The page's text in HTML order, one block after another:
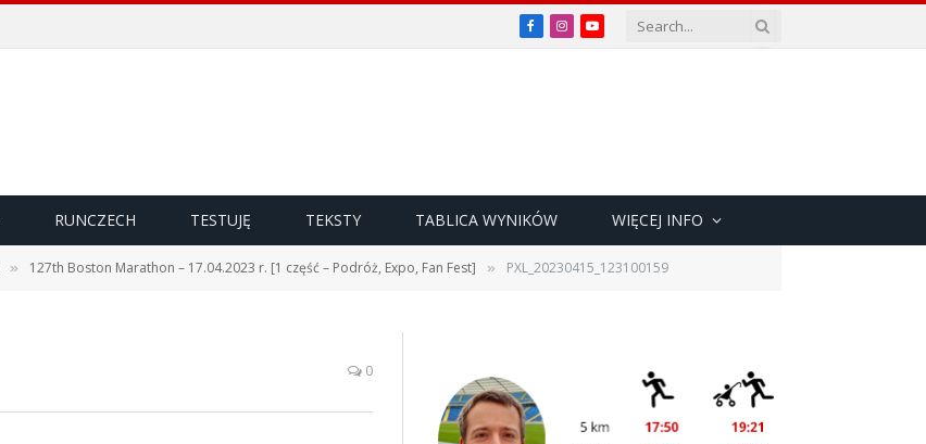
Facebook
InstagramYouTube
RUNCZECH TESTUJĘ TEKSTY TABLICA WYNIKÓW WIĘCEJ INFO
» 127th Boston Marathon – 17.04.2023 r. [1 część – Podróż, Expo, Fan Fest] » PXL_20230415_123100159
0